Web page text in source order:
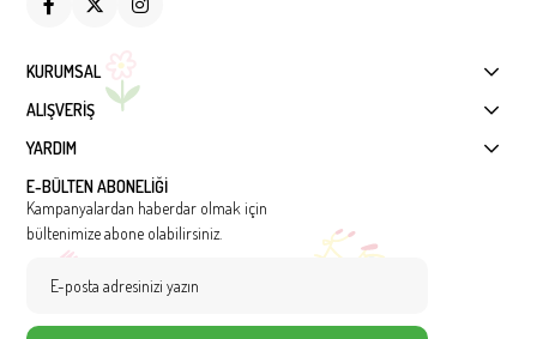
KURUMSAL
ALIŞVERİŞ
YARDIM
E-BÜLTEN ABONELİĞİ
Kampanyalardan haberdar olmak için
bültenimize abone olabilirsiniz.